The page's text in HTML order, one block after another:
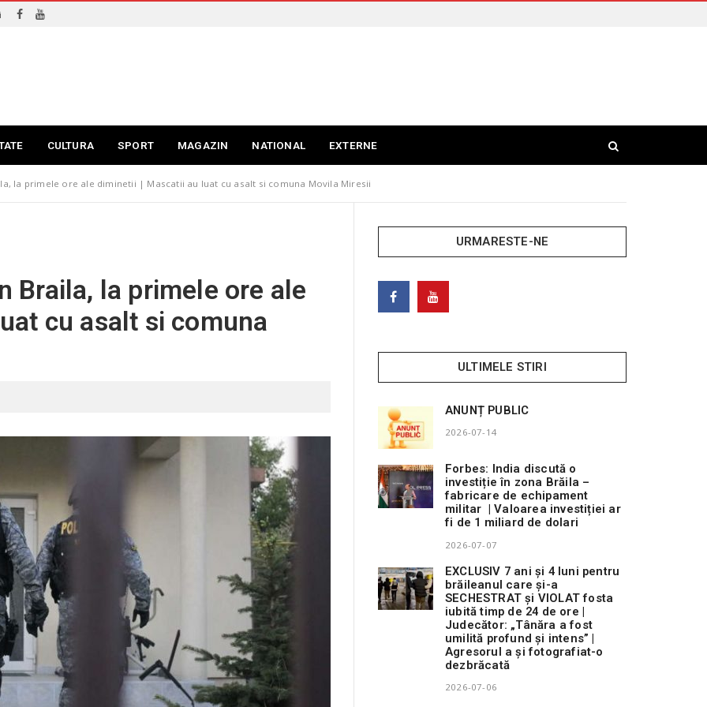
CULTURA SPORT MAGAZIN NATIONAL EXTERNE
la primele ore ale diminetii | Mascatii au luat cu asalt si comuna Movila Miresii
Braila, la primele ore ale
cu asalt si comuna
URMARESTE-NE
ULTIMELE STIRI
ANUNȚ PUBLIC
2026-07-14
Forbes: India discută o
investiție în zona Brăila –
fabricare de echipament
militar | Valoarea investiției ar
fi de 1 miliard de dolari
2026-07-07
EXCLUSIV 7 ani și 4 luni pentru
brăileanul care și-a
SECHESTRAT și VIOLAT fosta
iubită timp de 24 de ore |
Judecător: „Tânăra a fost
umilită profund și intens” |
Agresorul a și fotografiat-o
dezbrăcată
2026-07-06